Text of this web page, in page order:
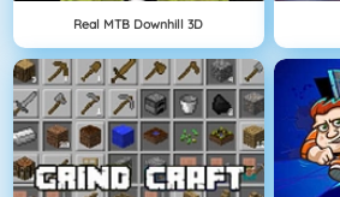
Real MTB Downhill 3D